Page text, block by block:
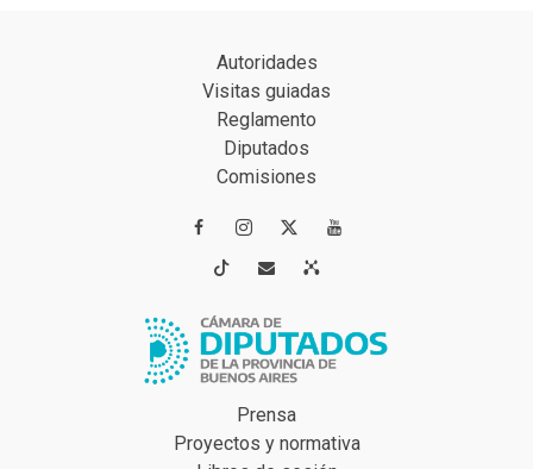
Autoridades
Visitas guiadas
Reglamento
Diputados
Comisiones
 
 
Prensa
Proyectos y normativa